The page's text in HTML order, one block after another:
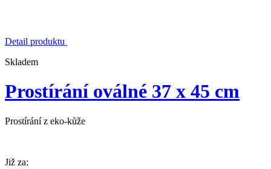
Detail produktu
Skladem
Prostírání oválné 37 x 45 cm
Prostírání z eko-kůže
Již za: